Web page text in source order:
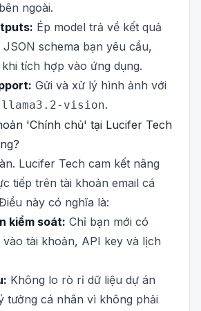
ngoài.
Ép model trả về kết quả
schema bạn yêu cầu,
tích hợp vào ứng dụng.
Gửi và xử lý hình ảnh với
llama3.2-vision.
'Chính chủ' tại Lucifer Tech
Lucifer Tech cam kết nâng
tiếp trên tài khoản email cá
này có nghĩa là:
kiểm soát: Chỉ bạn mới có
tài khoản, API key và lịch
Không lo rò rỉ dữ liệu dự án
tưởng cá nhân vì không phải